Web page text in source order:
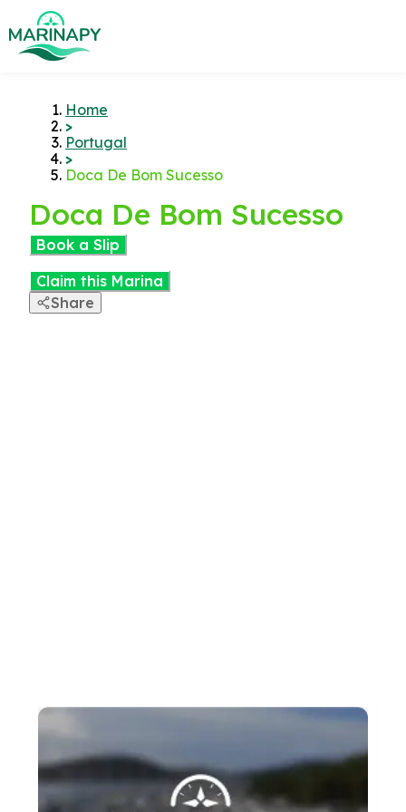
Home
>
Portugal
>
Doca De Bom Sucesso
Doca De Bom Sucesso
Book a Slip
Claim this Marina
Share